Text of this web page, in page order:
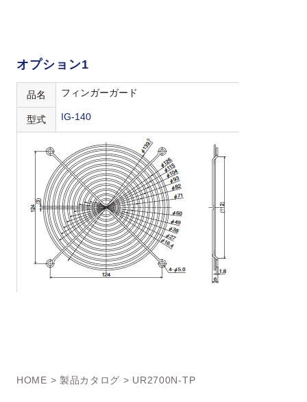
オプション1
品名 フィンガーガード
型式 IG-140
HOME > 製品カタログ > UR2700N-TP